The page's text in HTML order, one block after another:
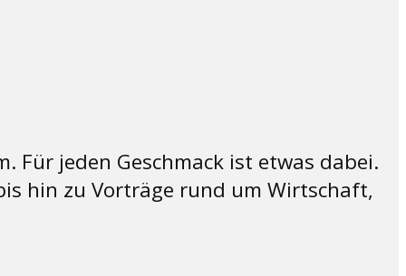
Für jeden Geschmack ist etwas dabei.
hin zu Vorträge rund um Wirtschaft,